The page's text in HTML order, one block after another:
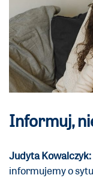
Informuj,
Judyta Kowalczyk:
informujemy o